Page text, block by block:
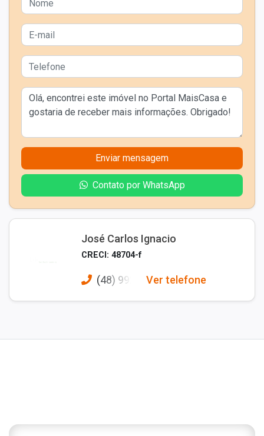
Enviar mensagem
Contato por WhatsApp
José Carlos Ignacio
CRECI: 48704-f
(48) 992 Ver telefone